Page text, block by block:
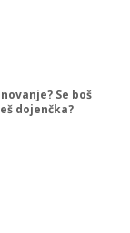
Se boš
dojenčka?